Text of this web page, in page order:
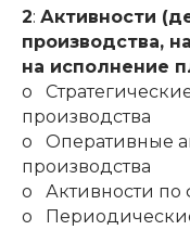
2: Активности
производства,
на исполнение
o
производства
o Оперативные
производства
o Активности по
o